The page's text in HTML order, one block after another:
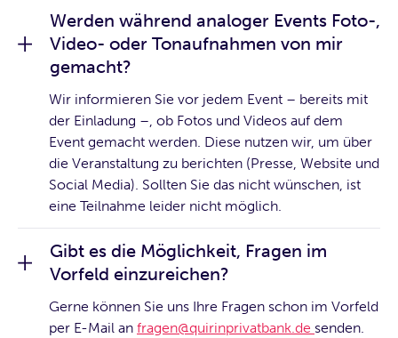
Werden während analoger Events Foto-,
Video- oder Tonaufnahmen von mir
gemacht?
Wir informieren Sie vor jedem Event – bereits mit
der Einladung –, ob Fotos und Videos auf dem
Event gemacht werden. Diese nutzen wir, um über
die Veranstaltung zu berichten (Presse, Website und
Social Media). Sollten Sie das nicht wünschen, ist
eine Teilnahme leider nicht möglich.
Gibt es die Möglichkeit, Fragen im
Vorfeld einzureichen?
Gerne können Sie uns Ihre Fragen schon im Vorfeld
per E-Mail an fragen@quirinprivatbank.de senden.